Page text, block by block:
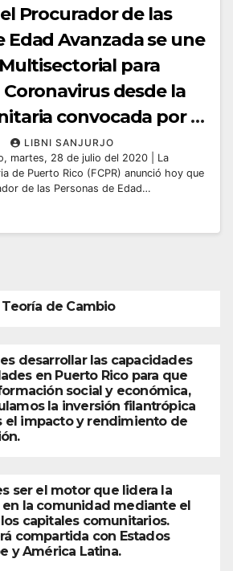
Procurador de las
Edad Avanzada se une
para
desde la
convocada por la
de Puerto
LIBNI SANJURJO
martes, 28 de julio del 2020 | La
de Puerto Rico (FCPR) anunció hoy que
de las Personas de Edad…
de Cambio
desarrollar las capacidades
en Puerto Rico para que
social y económica,
la inversión filantrópica
el impacto y rendimiento de
ser el motor que lidera la
la comunidad mediante el
capitales comunitarios.
compartida con Estados
y América Latina.